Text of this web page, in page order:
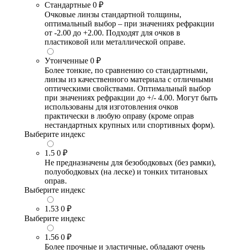
Стандартные 0 ₽
Очковые линзы стандартной толщины,
оптимальный выбор – при значениях рефракции
от -2.00 до +2.00. Подходят для очков в
пластиковой или металлической оправе.
Утонченные 0 ₽
Более тонкие, по сравнению со стандартными,
линзы из качественного материала с отличными
оптическими свойствами. Оптимальный выбор
при значениях рефракции до +/- 4.00. Могут быть
использованы для изготовления очков
практически в любую оправу (кроме оправ
нестандартных крупных или спортивных форм).
Выберите индекс
1.5 0 ₽
Не предназначены для безободковых (без рамки),
полуободковых (на леске) и тонких титановых
оправ.
Выберите индекс
1.53 0 ₽
Выберите индекс
1.56 0 ₽
Более прочные и эластичные, обладают очень